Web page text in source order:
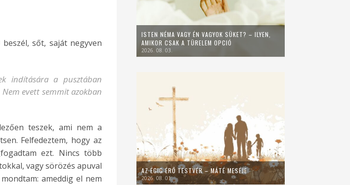
sőt, saját negyven
indítására a pusztában
evett semmit azokban
teszek, ami nem a
Felfedeztem, hogy az
ezt. Nincs több
vagy sörözés apuval
ameddig el nem
ISTEN NÉMA VAGY ÉN VAGYOK SÜKET? – ILYEN,
AMIKOR CSAK A TÜRELEM OPCIÓ
2026. 08. 03.
AZ ÉGIG ÉRŐ TESTVÉR – MÁTÉ MESÉJE
2026. 08. 01.